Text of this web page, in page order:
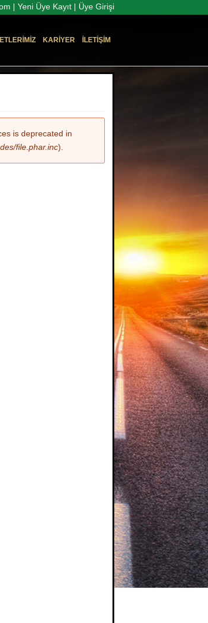
| Yeni Üye Kayıt | Üye Girişi
KARIYER İLETIŞIM
is deprecated in
file.phar.inc).